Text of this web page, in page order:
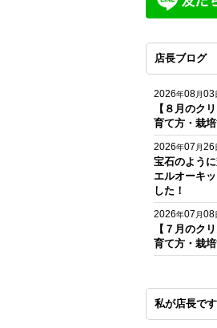
店長ブログ
2026年08月03
【８月のク
育て方・栽培
2026年07 月26
宝石のよう
エルオーキ
した！
2026年07 月08
【７月のク
育て方・栽培
私が店長です